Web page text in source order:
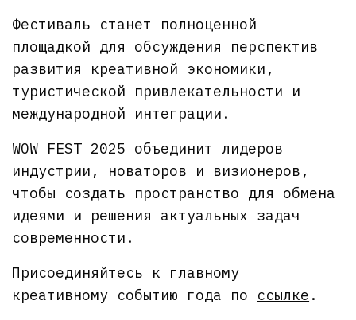
Фестиваль станет полноценной
площадкой для обсуждения перспектив
развития креативной экономики,
туристической привлекательности и
международной интеграции.
WOW FEST 2025 объединит лидеров
индустрии, новаторов и визионеров,
чтобы создать пространство для обмена
идеями и решения актуальных задач
современности.
Присоединяйтесь к главному
креативному событию года по ссылке .